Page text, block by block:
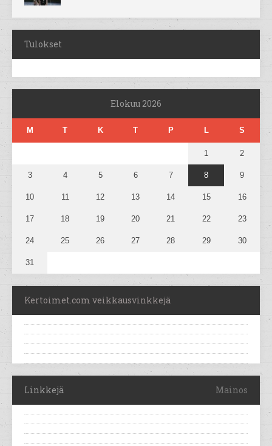
Tulokset
Elokuu 2026
M T K T P L S
1 2
3 4 5 6 7 8 9
10 11 12 13 14 15 16
17 18 19 20 21 22 23
24 25 26 27 28 29 30
31
Kertoimet.com veikkausvinkkejä
Linkkejä Mainos